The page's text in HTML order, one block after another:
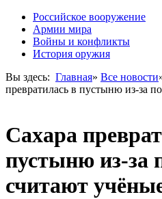
Российское вооружение
Армии мира
Войны и конфликты
История оружия
Вы здесь: Главная» Все новости
превратилась в пустыню из-за
Сахара
пустыню из-за
считают